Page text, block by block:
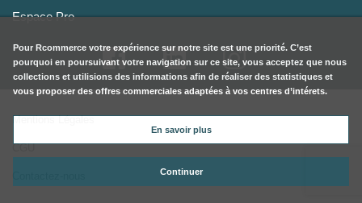
Espace Pro
Mentions Légales
CGU
Pour Rcommerce votre expérience sur notre site est une priorité. C’est
pourquoi en poursuivant votre navigation sur ce site, vous acceptez que nous
collections et utilisions des informations afin de réaliser des statistiques et
vous proposer des offres commerciales adaptées à vos centres d’intérets.
En savoir plus
Continuer